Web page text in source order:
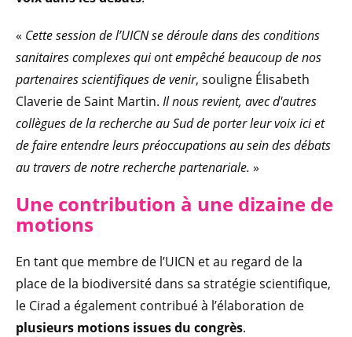
« Cette session de l’UICN se déroule dans des conditions
sanitaires complexes qui ont empêché beaucoup de nos
partenaires scientifiques de venir, souligne Élisabeth
Claverie de Saint Martin. Il nous revient, avec d'autres
collègues de la recherche au Sud de porter leur voix ici et
de faire entendre leurs préoccupations au sein des débats
au travers de notre recherche partenariale. »
Une contribution à une dizaine de
motions
En tant que membre de l’UICN et au regard de la
place de la biodiversité dans sa stratégie scientifique,
le Cirad a également contribué à l’élaboration de
plusieurs motions issues du congrès.